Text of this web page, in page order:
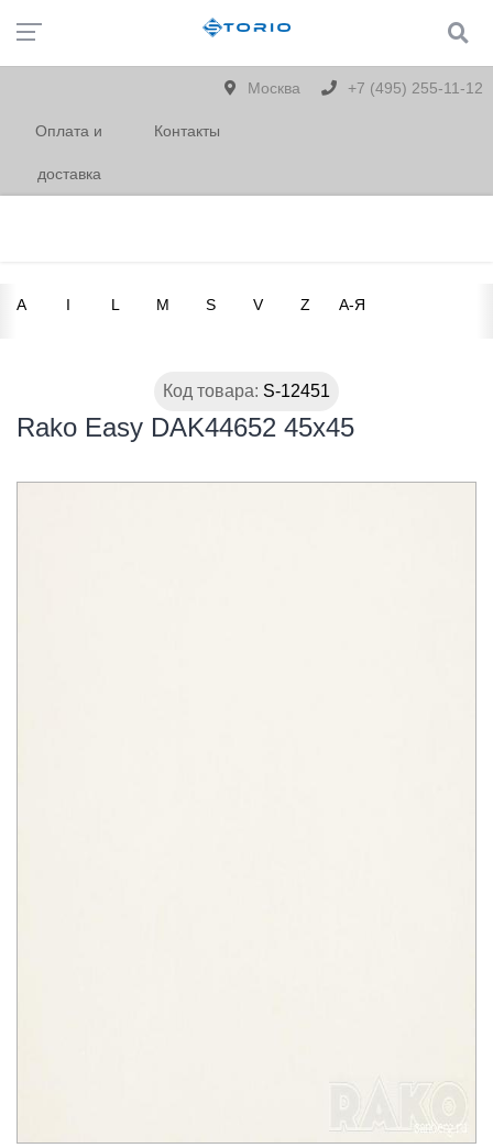
Москва +7 (495) 255-11-12
Оплата и
доставка
Контакты
A I L M S V Z А-Я
Код товара: S-12451
Rako Easy DAK44652 45x45